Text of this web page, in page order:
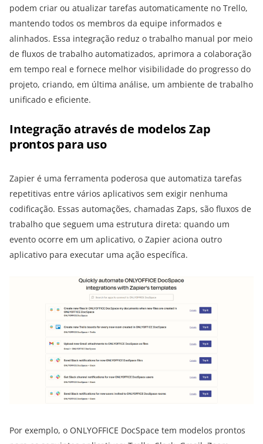
podem criar ou atualizar tarefas automaticamente no Trello,
mantendo todos os membros da equipe informados e
alinhados. Essa integração reduz o trabalho manual por meio
de fluxos de trabalho automatizados, aprimora a colaboração
em tempo real e fornece melhor visibilidade do progresso do
projeto, criando, em última análise, um ambiente de trabalho
unificado e eficiente.
Integração através de modelos Zap
prontos para uso
Zapier é uma ferramenta poderosa que automatiza tarefas
repetitivas entre vários aplicativos sem exigir nenhuma
codificação. Essas automações, chamadas Zaps, são fluxos de
trabalho que seguem uma estrutura direta: quando um
evento ocorre em um aplicativo, o Zapier aciona outro
aplicativo para executar uma ação específica.
Por exemplo, o ONLYOFFICE DocSpace tem modelos prontos